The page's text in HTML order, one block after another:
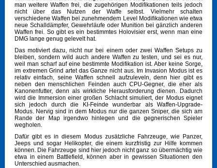
man weitere Waffen frei, die zugehörigen Modifikationen teils jedoch
nicht über das Nutzen der Waffe selbst. Vielmehr schalten
verschiedene Waffen bei zunehmendem Level Modifikationen wie etwa
neue Schalldämpfer, Gewehrläufe oder Munition bei gänzlich anderen
Waffen frei. So gibt es ein bestimmtes Holovisier erst, wenn man eine
DMG lange genug gelevelt hat.
Das motiviert dazu, nicht nur bei einem oder zwei Waffen Setups zu
bleiben, sondern wild auch andere Waffen zu testen, und sei es nur,
weil man scharf auf eine bestimmte Modifikation ist. Aber keine Sorge,
im extremen Grind artet das Ganze nicht aus. Im Invasion Modus ist es
relativ einfach, seine Waffen schnell aufzuleveln, denn hier gibt es
neben den menschlichen Feinden auch CPU-Gegner, die eher als
Kanonenfutter, denn als wirkliche Herausforderung dienen. Dadurch
wird die Immersion einer großen Schlacht simuliert, der Modus eignet
sich jedoch durch die KI-Feinde wunderbar als Waffen-Upgrade-
Modus. Nervig sind in dem Modus nur die ganzen Sniper, die sich am
Rande der Map irgendwo hinlegen und die gegnerischen Spieler
wegholen.
Dafür gibt es in diesem Modus zusätzliche Fahrzeuge, wie Panzer,
Jeeps und sogar Helikopter, die einem kurzfristig zur Hilfe kommen
können. Die Fahrzeuge sind hier jedoch nicht ganz so übermächtig wie
etwa in einem Battlefield, können aber in gewissen Situationen den
Unterschied ausmachen.